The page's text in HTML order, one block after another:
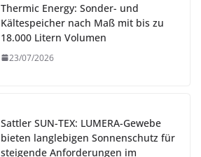
Thermic Energy: Sonder- und
Kältespeicher nach Maß mit bis zu
18.000 Litern Volumen
23/07/2026
Sattler SUN-TEX: LUMERA-Gewebe
bieten langlebigen Sonnenschutz für
steigende Anforderungen im